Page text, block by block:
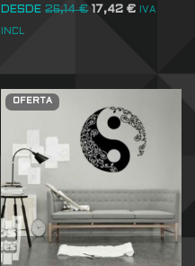
DESDE 26,14€ 17,42€ IVA
INCL
OFERTA